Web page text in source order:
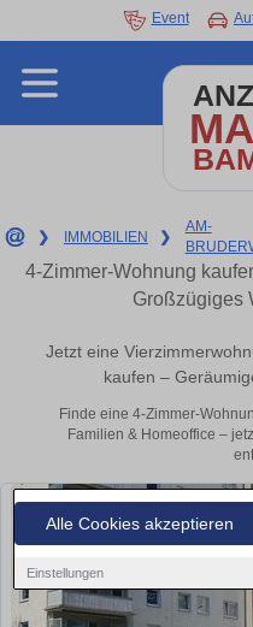
Alle Cookies akzeptieren
Einstellungen
Event
❯ IMMOBILIEN ❯
AM-
4-Zimmer-Wohnung
Großzügiges
Jetzt eine
kaufen –
Finde eine 4-Zimmer-
Familien & Homeoffice –